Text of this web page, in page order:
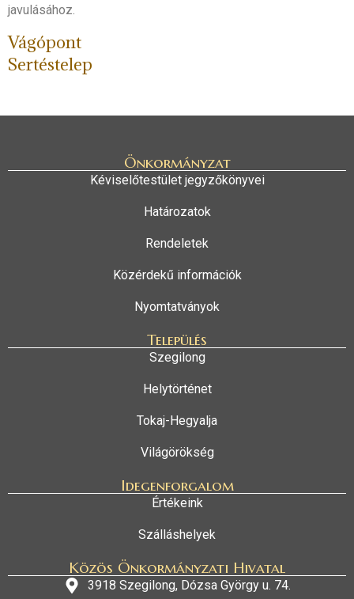
javulásához.
Vágópont
Sertéstelep
Önkormányzat
Kéviselőtestület jegyzőkönyvei
Határozatok
Rendeletek
Közérdekű információk
Nyomtatványok
Település
Szegilong
Helytörténet
Tokaj-Hegyalja
Világörökség
Idegenforgalom
Értékeink
Szálláshelyek
Közös Önkormányzati Hivatal
3918 Szegilong, Dózsa György u. 74.